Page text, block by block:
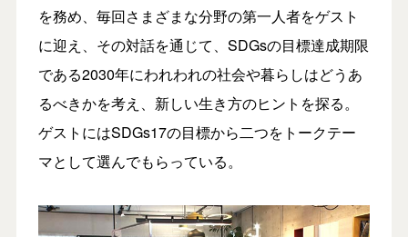
を務め、毎回さまざまな分野の第一人者をゲスト
に迎え、その対話を通じて、SDGsの目標達成期限
である2030年にわれわれの社会や暮らしはどうあ
るべきかを考え、新しい生き方のヒントを探る。
ゲストにはSDGs17の目標から二つをトークテー
マとして選んでもらっている。